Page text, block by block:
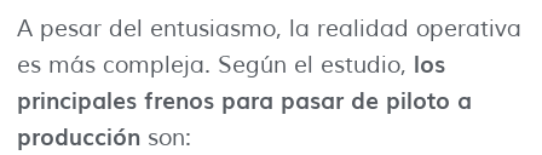
A pesar del entusiasmo, la realidad operativa
es más compleja. Según el estudio, los
principales frenos para pasar de piloto a
producción son: